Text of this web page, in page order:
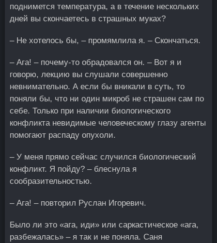
поднимется температура, а в течение нескольких
дней вы скончаетесь в страшных муках?
– Не хотелось бы, – промямлила я. – Скончаться.
– Ага! – почему-то обрадовался он. – Вот я и
говорю, лекцию вы слушали совершенно
невнимательно. А если бы вникали в суть, то
поняли бы, что ни один микроб не страшен сам по
себе. Только при наличии биологического
конфликта невидимые человеческому глазу агенты
помогают распаду опухоли.
– У меня прямо сейчас случился биологический
конфликт. Я пойду? – блеснула я
сообразительностью.
– Ага! – повторил Руслан Игоревич.
Было ли это «ага, иди» или саркастическое «ага,
разбежалась» – я так и не поняла. Саня